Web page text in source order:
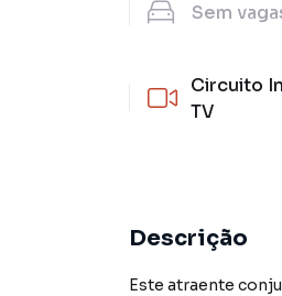
Sem
Circuito
TV
Descrição
Este atraente